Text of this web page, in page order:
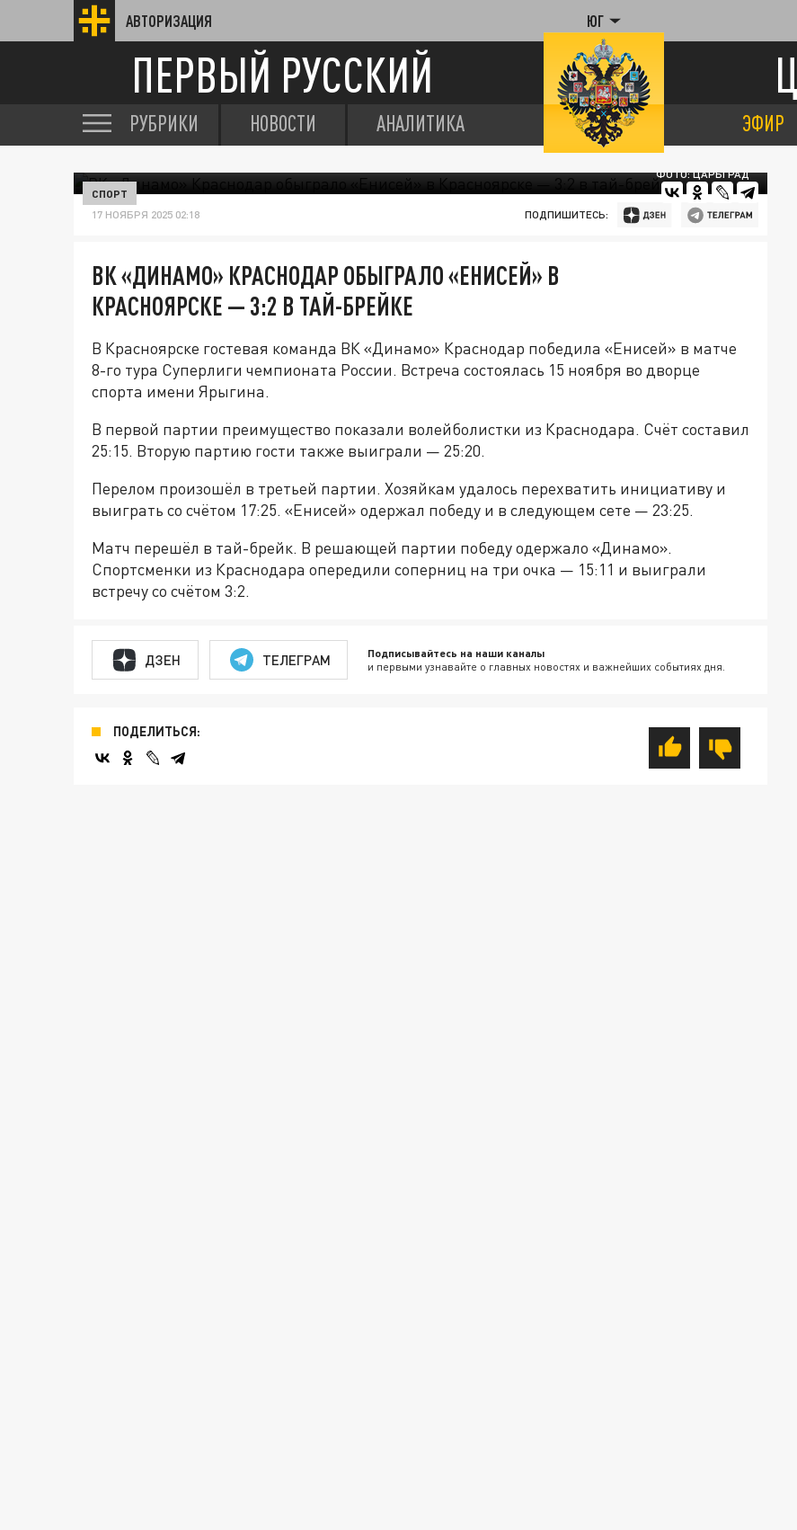
АВТОРИЗАЦИЯ ЮГ
ПЕРВЫЙ РУССКИЙ
РУБРИКИ НОВОСТИ АНАЛИТИКА ЭФИР
ФОТО: ЦАРЬГРАД
СПОРТ
17 НОЯБРЯ 2025 02:18 ПОДПИШИТЕСЬ:
ВК «ДИНАМО» КРАСНОДАР ОБЫГРАЛО «ЕНИСЕЙ» В
КРАСНОЯРСКЕ — 3:2 В ТАЙ-БРЕЙКЕ
В Красноярске гостевая команда ВК «Динамо» Краснодар победила «Енисей» в матче
8-го тура Суперлиги чемпионата России. Встреча состоялась 15 ноября во дворце
спорта имени Ярыгина.
В первой партии преимущество показали волейболистки из Краснодара. Счёт составил
25:15. Вторую партию гости также выиграли — 25:20.
Перелом произошёл в третьей партии. Хозяйкам удалось перехватить инициативу и
выиграть со счётом 17:25. «Енисей» одержал победу и в следующем сете — 23:25.
Матч перешёл в тай-брейк. В решающей партии победу одержало «Динамо».
Спортсменки из Краснодара опередили соперниц на три очка — 15:11 и выиграли
встречу со счётом 3:2.
ДЗЕН ТЕЛЕГРАМ Подписывайтесь на наши каналы
и первыми узнавайте о главных новостях и важнейших событиях дня.
ПОДЕЛИТЬСЯ: